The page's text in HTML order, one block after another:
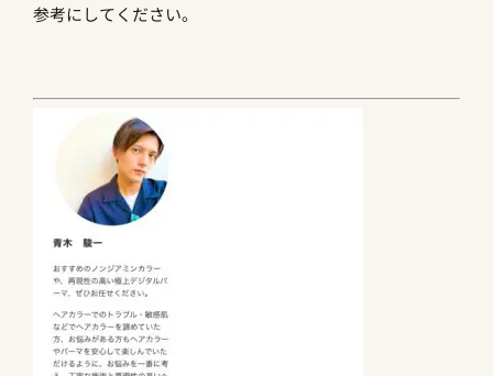
参考にしてください。